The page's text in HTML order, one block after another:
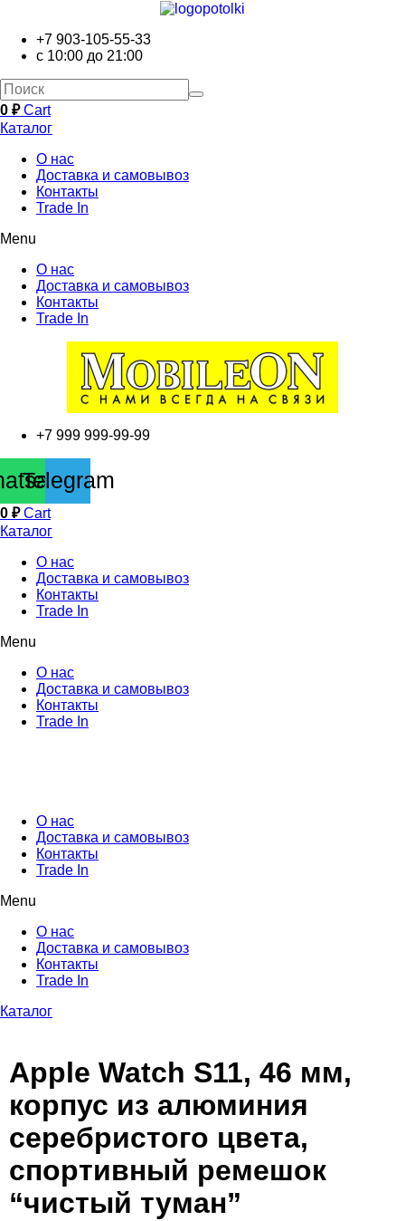
+7 903-105-55-33
с 10:00 до 21:00
0 ₽ Cart
Каталог
О нас
Доставка и самовывоз
Контакты
Trade In
Menu
О нас
Доставка и самовывоз
Контакты
Trade In
+7 999 999-99-99
Telegram
0 ₽ Cart
Каталог
О нас
Доставка и самовывоз
Контакты
Trade In
Menu
О нас
Доставка и самовывоз
Контакты
Trade In
О нас
Доставка и самовывоз
Контакты
Trade In
Menu
О нас
Доставка и самовывоз
Контакты
Trade In
Каталог
Apple Watch S11, 46 мм,
корпус из алюминия
серебристого цвета,
спортивный ремешок
“чистый туман”